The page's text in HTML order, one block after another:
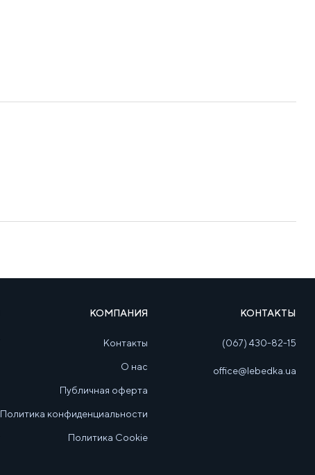
КОМПАНИЯ
Контакты
О нас
Публичная оферта
Политика конфиденциальности
Политика Cookie
КОНТАКТЫ
(067) 430-82-15
office@lebedka.ua